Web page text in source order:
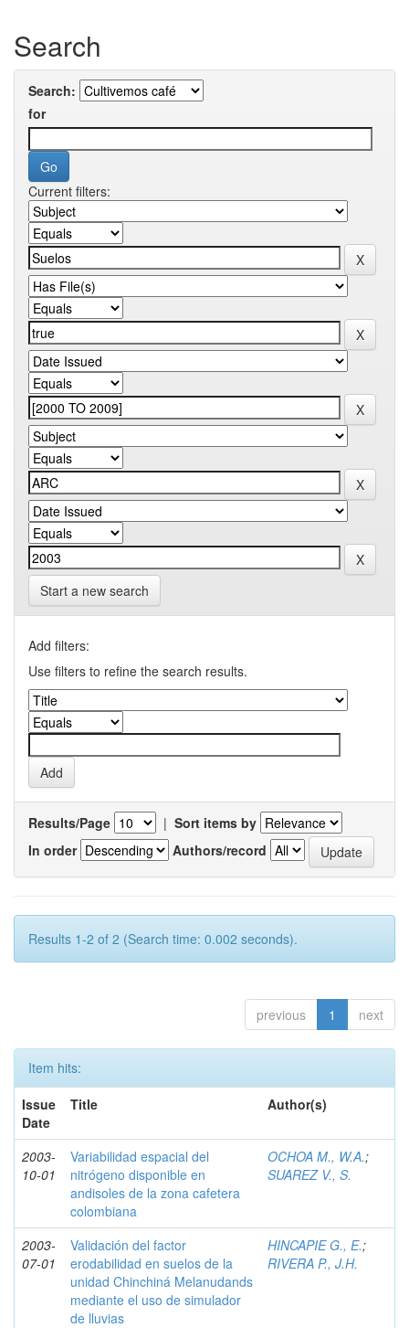
Search
Search:
for
Current filters:
Start a new search
Add filters:
Use filters to refine the search results.
Results/Page | Sort items by
In order
Authors/record
Results 1-2 of 2 (Search time: 0.002 seconds).
previous 1 next
Item hits:
Issue
Date
Title Author(s)
2003-
10-01
Variabilidad espacial del
nitrógeno disponible en
andisoles de la zona cafetera
colombiana
OCHOA M., W.A.;
SUAREZ V., S.
2003-
07-01
Validación del factor
erodabilidad en suelos de la
unidad Chinchiná Melanudands
mediante el uso de simulador
de lluvias
HINCAPIE G., E.;
RIVERA P., J.H.